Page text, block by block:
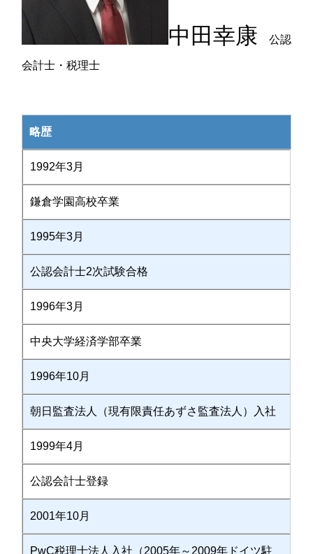
中田幸康 公認
会計士・税理士
略歴
1992年3月
鎌倉学園高校卒業
1995年3月
公認会計士2次試験合格
1996年3月
中央大学経済学部卒業
1996年10月
朝日監査法人（現有限責任あずさ監査法人）入社
1999年4月
公認会計士登録
2001年10月
PwC税理士法人入社（2005年～2009年ドイツ駐